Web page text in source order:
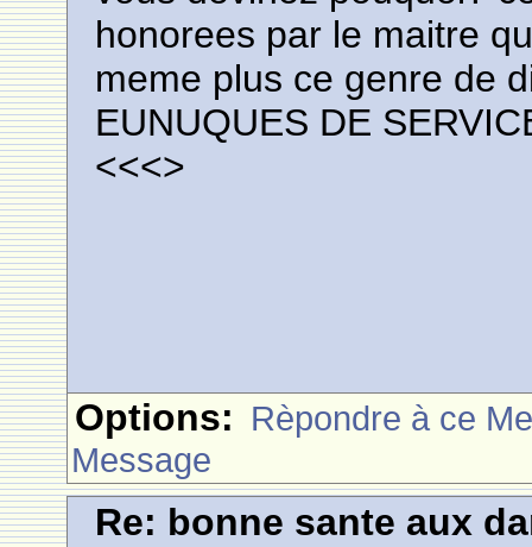
honorees par le maitre
meme plus ce genre de
EUNUQUES DE
<<<>
Options: Rèpondre à ce
Message
Re: bonne sante aux